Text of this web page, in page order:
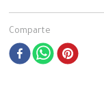
Comparte